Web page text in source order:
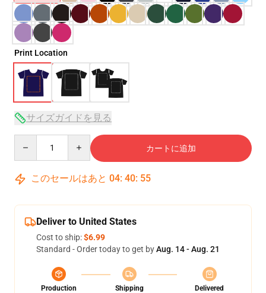
Print Location
サイズガイドを見る
カートに追加
このセールはあと 04: 40: 54
Deliver to United States
Cost to ship:$6.99
Standard - Order today to get byAug. 14 - Aug. 21
Production
Shipping
Delivered